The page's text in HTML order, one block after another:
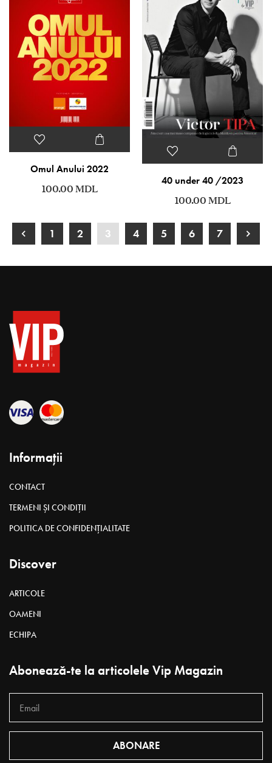
Omul Anului 2022
100.00 MDL
40 under 40 /2023
100.00 MDL
1 2 3 4 5 6 7
Informații
CONTACT
TERMENI ȘI CONDIȚII
POLITICA DE CONFIDENȚIALITATE
Discover
ARTICOLE
OAMENI
ECHIPA
Abonează-te la articolele Vip Magazin
ABONARE